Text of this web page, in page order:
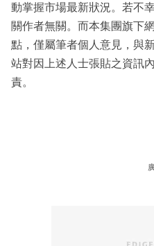
動掌握市場最新狀況。若不
關作者無關。而本集團旗下
點，僅屬筆者個人意見，與
站對因上述人士張貼之資訊
責。